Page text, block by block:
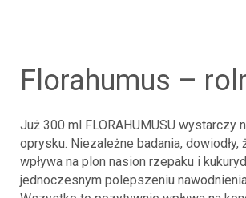
florahumus –
Już 300 ml FLORAHUMUSU wystarczy
oprysku. Niezależne badania,
wpływa na plon nasion rzepaku i
jednoczesnym polepszeniu